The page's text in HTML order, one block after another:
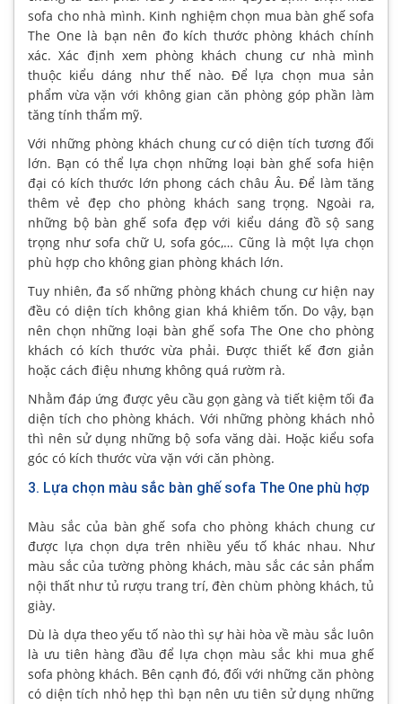
sofa cho nhà mình. Kinh nghiệm chọn mua bàn ghế sofa
The One là bạn nên đo kích thước phòng khách chính
xác. Xác định xem phòng khách chung cư nhà mình
thuộc kiểu dáng như thế nào. Để lựa chọn mua sản
phẩm vừa vặn với không gian căn phòng góp phần làm
tăng tính thẩm mỹ.
Với những phòng khách chung cư có diện tích tương đối
lớn. Bạn có thể lựa chọn những loại bàn ghế sofa hiện
đại có kích thước lớn phong cách châu Âu. Để làm tăng
thêm vẻ đẹp cho phòng khách sang trọng. Ngoài ra,
những bộ bàn ghế sofa đẹp với kiểu dáng đồ sộ sang
trọng như sofa chữ U, sofa góc,… Cũng là một lựa chọn
phù hợp cho không gian phòng khách lớn.
Tuy nhiên, đa số những phòng khách chung cư hiện nay
đều có diện tích không gian khá khiêm tốn. Do vậy, bạn
nên chọn những loại bàn ghế sofa The One cho phòng
khách có kích thước vừa phải. Được thiết kế đơn giản
hoặc cách điệu nhưng không quá rườm rà.
Nhằm đáp ứng được yêu cầu gọn gàng và tiết kiệm tối đa
diện tích cho phòng khách. Với những phòng khách nhỏ
thì nên sử dụng những bộ sofa văng dài. Hoặc kiểu sofa
góc có kích thước vừa vặn với căn phòng.
3. Lựa chọn màu sắc bàn ghế sofa The One phù hợp
Màu sắc của bàn ghế sofa cho phòng khách chung cư
được lựa chọn dựa trên nhiều yếu tố khác nhau. Như
màu sắc của tường phòng khách, màu sắc các sản phẩm
nội thất như tủ rượu trang trí, đèn chùm phòng khách, tủ
giày.
Dù là dựa theo yếu tố nào thì sự hài hòa về màu sắc luôn
là ưu tiên hàng đầu để lựa chọn màu sắc khi mua ghế
sofa phòng khách. Bên cạnh đó, đối với những căn phòng
có diện tích nhỏ hẹp thì bạn nên ưu tiên sử dụng những